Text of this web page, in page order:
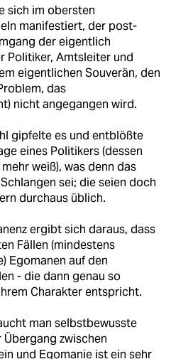
sich im obersten
manifestiert, der post-
der eigentlich
Politiker, Amtsleiter und
eigentlichen Souverän, den
das
nicht angegangen wird.
gipfelte es und entblößte
eines Politikers (dessen
weiß), was denn das
sei; die seien doch
durchaus üblich.
ergibt sich daraus, dass
Fällen (mindestens
Egomanen auf den
- die dann genau so
Charakter entspricht.
man selbstbewusste
zwischen
und Egomanie ist ein sehr